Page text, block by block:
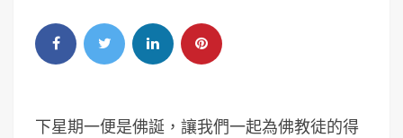
下星期一便是佛誕，讓我們一起為佛教徒的得